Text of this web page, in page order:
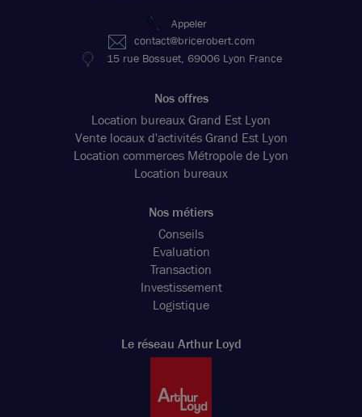
Appeler
contact@bricerobert.com
15 rue Bossuet, 69006 Lyon France
Nos offres
Location bureaux Grand Est Lyon
Vente locaux d'activités Grand Est Lyon
Location commerces Métropole de Lyon
Location bureaux
Nos métiers
Conseils
Evaluation
Transaction
Investissement
Logistique
Le réseau Arthur Loyd